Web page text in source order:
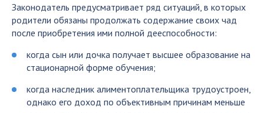
Законодатель предусматривает ряд ситуаций, в которых
родители обязаны продолжать содержание своих чад
после приобретения ими полной дееспособности:
когда сын или дочка получает высшее образование на
стационарной форме обучения;
когда наследник алиментоплательщика трудоустроен,
однако его доход по объективным причинам меньше